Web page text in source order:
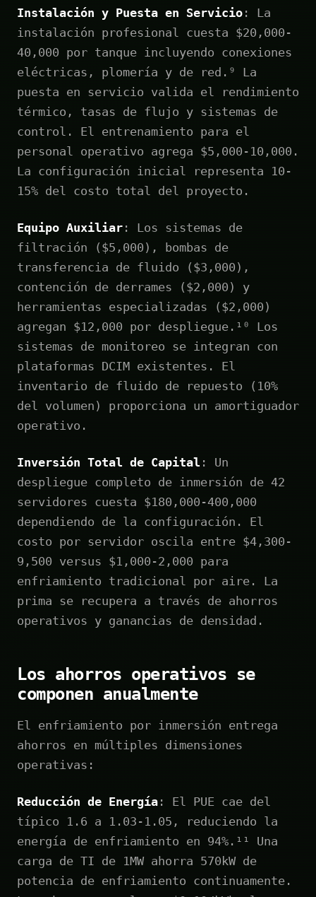
Instalación y Puesta en Servicio : La
instalación profesional cuesta $20,000-
40,000 por tanque incluyendo conexiones
eléctricas, plomería y de red.⁹ La
puesta en servicio valida el rendimiento
térmico, tasas de flujo y sistemas de
control. El entrenamiento para el
personal operativo agrega $5,000-10,000.
La configuración inicial representa 10-
15% del costo total del proyecto.
Equipo Auxiliar : Los sistemas de
filtración ($5,000), bombas de
transferencia de fluido ($3,000),
contención de derrames ($2,000) y
herramientas especializadas ($2,000)
agregan $12,000 por despliegue.¹⁰ Los
sistemas de monitoreo se integran con
plataformas DCIM existentes. El
inventario de fluido de repuesto (10%
del volumen) proporciona un amortiguador
operativo.
Inversión Total de Capital : Un
despliegue completo de inmersión de 42
servidores cuesta $180,000-400,000
dependiendo de la configuración. El
costo por servidor oscila entre $4,300-
9,500 versus $1,000-2,000 para
enfriamiento tradicional por aire. La
prima se recupera a través de ahorros
operativos y ganancias de densidad.
Los ahorros operativos se
componen anualmente
El enfriamiento por inmersión entrega
ahorros en múltiples dimensiones
operativas:
Reducción de Energía : El PUE cae del
típico 1.6 a 1.03-1.05, reduciendo la
energía de enfriamiento en 94%.¹¹ Una
carga de TI de 1MW ahorra 570kW de
potencia de enfriamiento continuamente.